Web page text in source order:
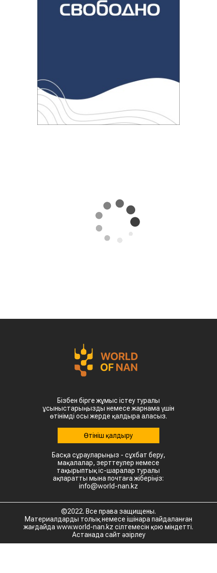
Бізбен бірге жұмыс істеу туралы
ұсыныстарыңызды немесе жарнама үшін
өтінімді осы жерде қалдыра аласыз.
Өтініш қалдыру
Басқа сұрауларыңыз - сұхбат беру,
мақалалар, зерттеулер немесе
тақырыптық іс-шаралар туралы
ақпаратты мына почтаға жіберіңіз:
info@world-nan.kz
©2022. Все права защищены.
Материалдарды толық немесе ішінара пайдаланған
жағдайда www.world-nan.kz сілтемесін қою міндетті.
Астанада сайт әзірлеу